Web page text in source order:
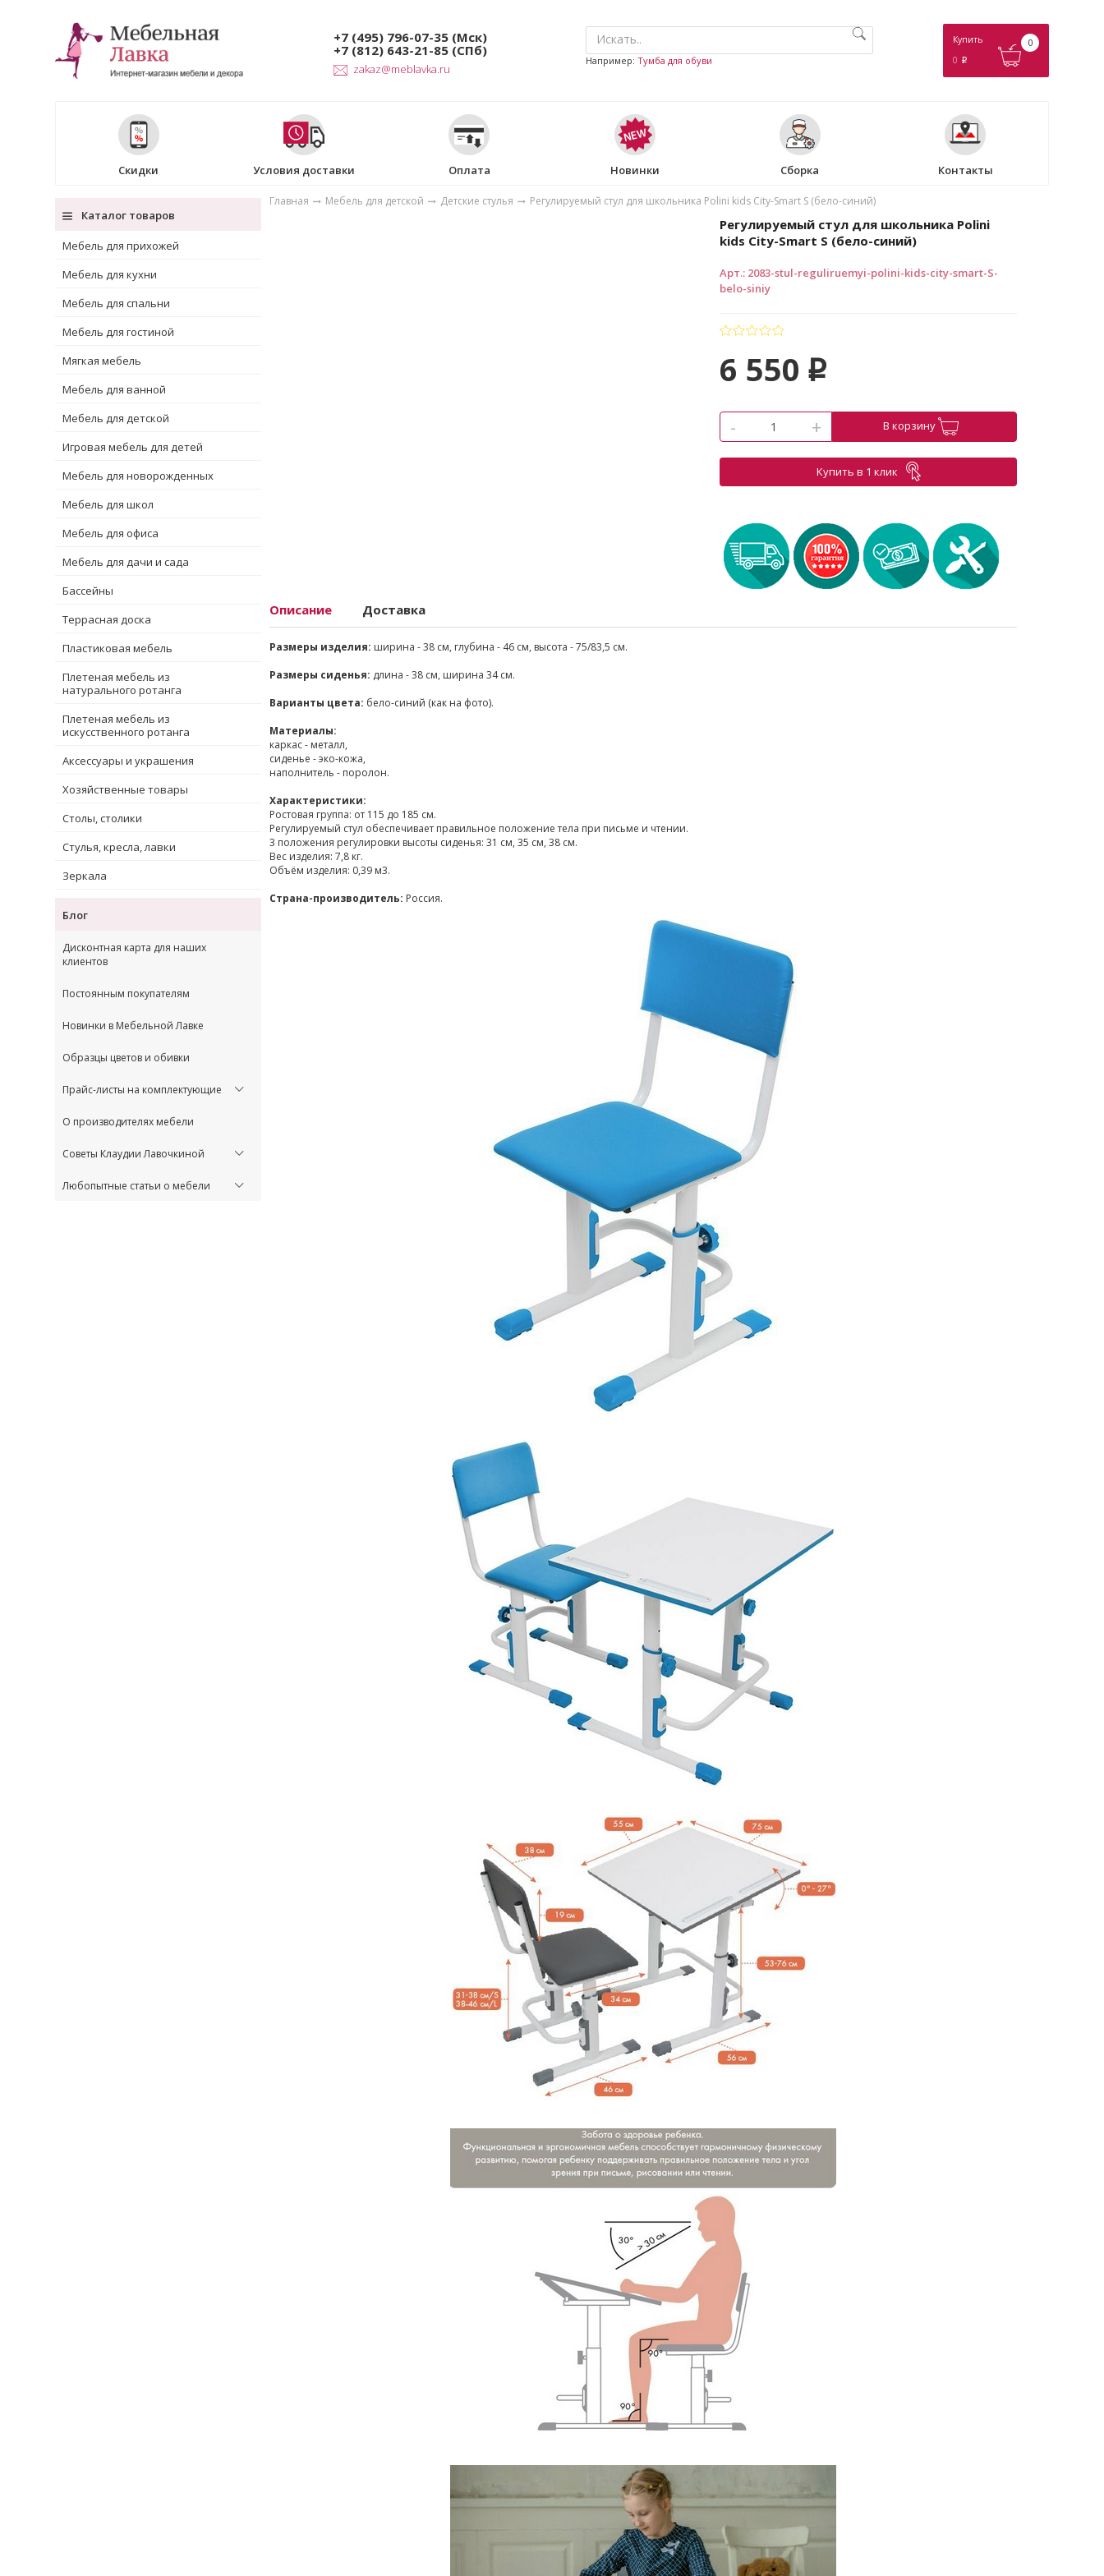
+7 (495) 796-07-35 (Мск)
+7 (812) 643-21-85 (СПб)
zakaz@meblavka.ru
Например: Тумба для обуви
Купить
0 p
0
Скидки Условия доставки Оплата Новинки Сборка Контакты
Каталог товаров
Мебель для прихожей
Мебель для кухни
Мебель для спальни
Мебель для гостиной
Мягкая мебель
Мебель для ванной
Мебель для детской
Игровая мебель для детей
Мебель для новорожденных
Мебель для школ
Мебель для офиса
Мебель для дачи и сада
Бассейны
Террасная доска
Пластиковая мебель
Плетеная мебель из
натурального ротанга
Плетеная мебель из
искусственного ротанга
Аксессуары и украшения
Хозяйственные товары
Столы, столики
Стулья, кресла, лавки
Зеркала
Блог
Дисконтная карта для наших
клиентов
Постоянным покупателям
Новинки в Мебельной Лавке
Образцы цветов и обивки
Прайс-листы на комплектующие
О производителях мебели
Советы Клаудии Лавочкиной
Любопытные статьи о мебели
Главная Мебель для детской Детские стулья Регулируемый стул для школьника Polini kids City-Smart S (бело-синий)
Регулируемый стул для школьника Polini
kids City-Smart S (бело-синий)
Арт.: 2083-stul-reguliruemyi-polini-kids-city-smart-S-
belo-siniy
6 550 p
- + В корзину
Купить в 1 клик
Описание Доставка
Размеры изделия: ширина - 38 см, глубина - 46 см, высота - 75/83,5 см.
Размеры сиденья: длина - 38 см, ширина 34 см.
Варианты цвета: бело-синий (как на фото).
Материалы:
каркас - металл,
сиденье - эко-кожа,
наполнитель - поролон.
Характеристики:
Ростовая группа: от 115 до 185 см.
Регулируемый стул обеспечивает правильное положение тела при письме и чтении.
3 положения регулировки высоты сиденья: 31 см, 35 см, 38 см.
Вес изделия: 7,8 кг.
Объём изделия: 0,39 м3.
Страна-производитель: Россия.